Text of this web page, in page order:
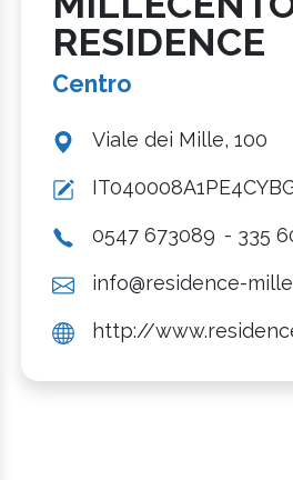
RESIDENCE
Centro
Viale dei Mille, 100
0547 673089 - 335
info@residence-
http://